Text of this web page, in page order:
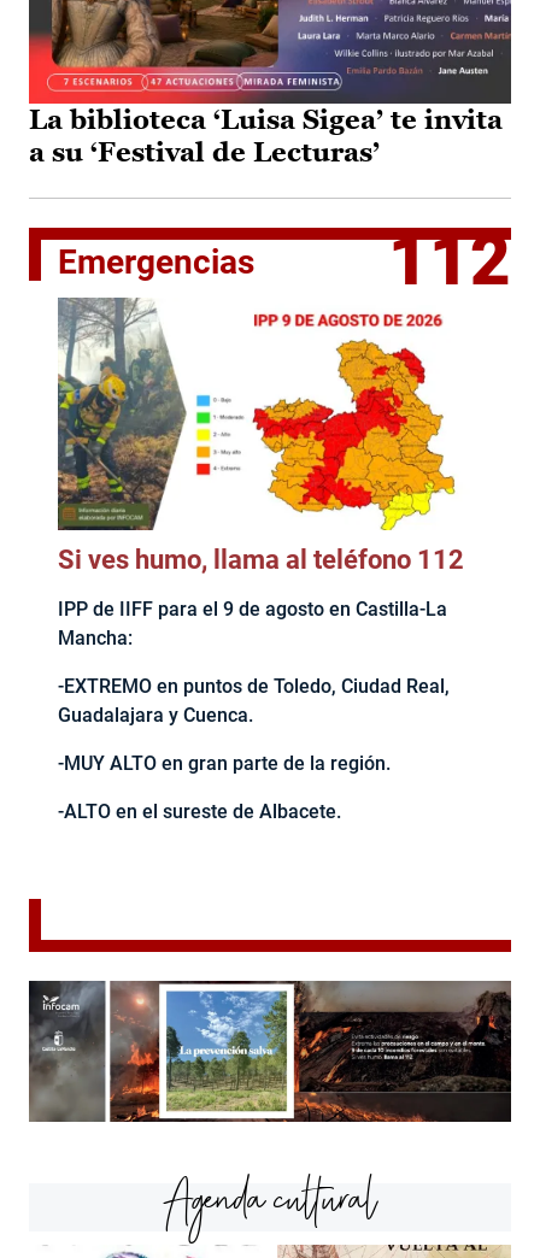
La biblioteca ‘Luisa Sigea’ te invita
a su ‘Festival de Lecturas’
Emergencias 112
Si ves humo, llama al teléfono 112
IPP de IIFF para el 9 de agosto en Castilla-La
Mancha:
-EXTREMO en puntos de Toledo, Ciudad Real,
Guadalajara y Cuenca.
-MUY ALTO en gran parte de la región.
-ALTO en el sureste de Albacete.
Agenda cultural